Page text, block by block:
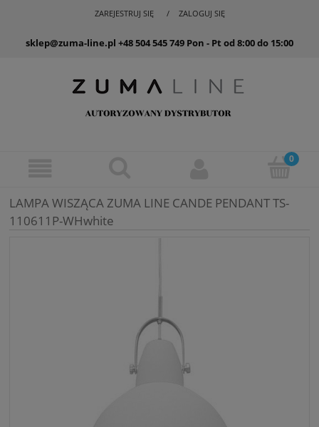
ZAREJESTRUJ SIĘ ZALOGUJ SIĘ
sklep@zuma-line.pl +48 504 545 749 Pon - Pt od 8:00 do 15:00
LAMPA WISZĄCA ZUMA LINE CANDE PENDANT TS-
110611P-WHwhite